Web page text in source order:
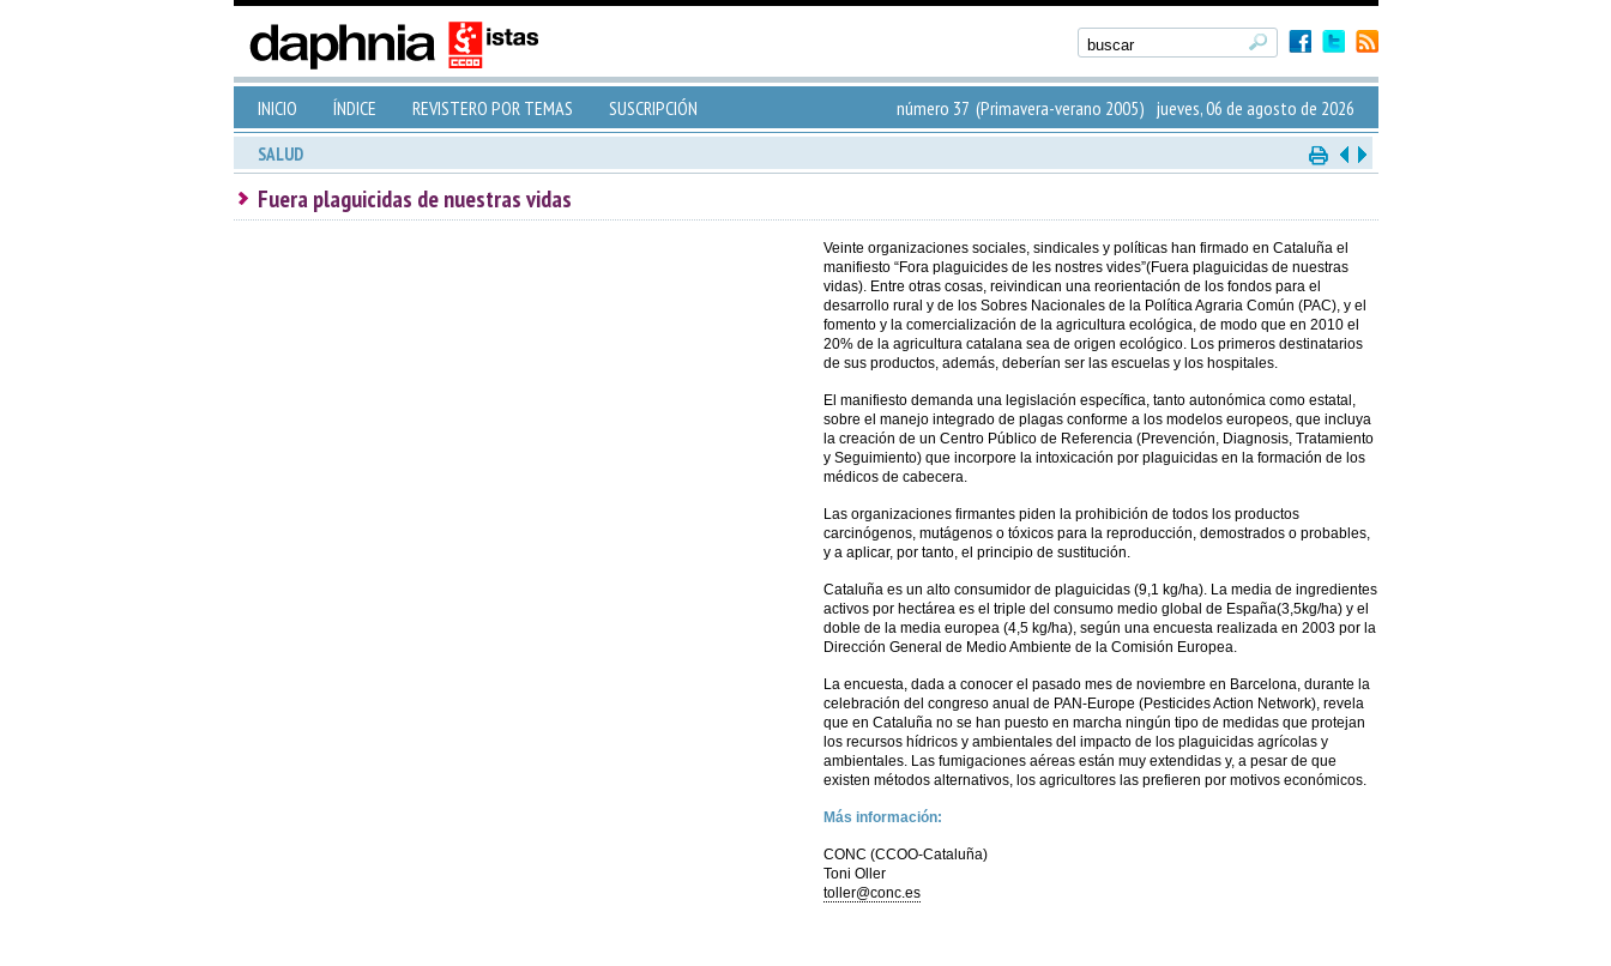
INICIO ÍNDICE REVISTERO POR TEMAS SUSCRIPCIÓN número 37 (Primavera-verano 2005) jueves, 06 de agosto de 2026
SALUD
Fuera plaguicidas de nuestras vidas
Veinte organizaciones sociales, sindicales y políticas han firmado en Cataluña el
manifiesto “Fora plaguicides de les nostres vides”(Fuera plaguicidas de nuestras
vidas). Entre otras cosas, reivindican una reorientación de los fondos para el
desarrollo rural y de los Sobres Nacionales de la Política Agraria Común (PAC), y el
fomento y la comercialización de la agricultura ecológica, de modo que en 2010 el
20% de la agricultura catalana sea de origen ecológico. Los primeros destinatarios
de sus productos, además, deberían ser las escuelas y los hospitales.
El manifiesto demanda una legislación específica, tanto autonómica como estatal,
sobre el manejo integrado de plagas conforme a los modelos europeos, que incluya
la creación de un Centro Público de Referencia (Prevención, Diagnosis, Tratamiento
y Seguimiento) que incorpore la intoxicación por plaguicidas en la formación de los
médicos de cabecera.
Las organizaciones firmantes piden la prohibición de todos los productos
carcinógenos, mutágenos o tóxicos para la reproducción, demostrados o probables,
y a aplicar, por tanto, el principio de sustitución.
Cataluña es un alto consumidor de plaguicidas (9,1 kg/ha). La media de ingredientes
activos por hectárea es el triple del consumo medio global de España(3,5kg/ha) y el
doble de la media europea (4,5 kg/ha), según una encuesta realizada en 2003 por la
Dirección General de Medio Ambiente de la Comisión Europea.
La encuesta, dada a conocer el pasado mes de noviembre en Barcelona, durante la
celebración del congreso anual de PAN-Europe (Pesticides Action Network), revela
que en Cataluña no se han puesto en marcha ningún tipo de medidas que protejan
los recursos hídricos y ambientales del impacto de los plaguicidas agrícolas y
ambientales. Las fumigaciones aéreas están muy extendidas y, a pesar de que
existen métodos alternativos, los agricultores las prefieren por motivos económicos.
Más información:
CONC (CCOO-Cataluña)
Toni Oller
toller@conc.es